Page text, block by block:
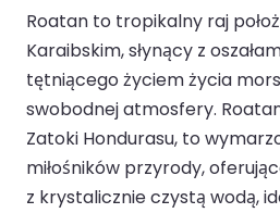
Roatan to tropikalny raj
Karaibskim, słynący z
tętniącego życiem życia
swobodnej atmosfery.
Zatoki Hondurasu, to
miłośników przyrody,
z krystalicznie czystą wodą,